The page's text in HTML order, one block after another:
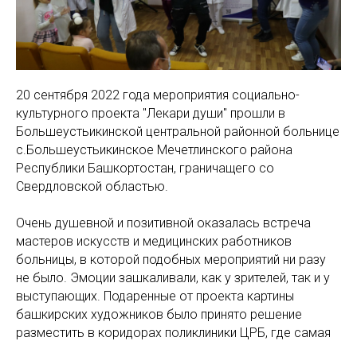
20 сентября 2022 года мероприятия социально-
культурного проекта "Лекари души" прошли в
Большеустьикинской центральной районной больнице
с.Большеустьикинское Мечетлинского района
Республики Башкортостан, граничащего со
Свердловской областью.
Очень душевной и позитивной оказалась встреча
мастеров искусств и медицинских работников
больницы, в которой подобных мероприятий ни разу
не было. Эмоции зашкаливали, как у зрителей, так и у
выступающих. Подаренные от проекта картины
башкирских художников было принято решение
разместить в коридорах поликлиники ЦРБ, где самая